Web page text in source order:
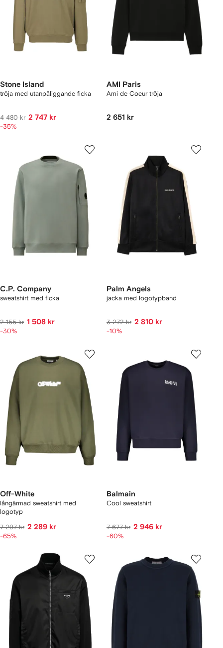
Stone Island
tröja med utanpåliggande ficka
4 480 kr 2 747 kr
-35%
AMI Paris
Ami de Coeur tröja
2 651 kr
C.P. Company
sweatshirt med ficka
2 155 kr 1 508 kr
-30%
Palm Angels
jacka med logotypband
3 272 kr 2 810 kr
-10%
Off-White
långärmad sweatshirt med
logotyp
7 297 kr 2 289 kr
-65%
Balmain
Cool sweatshirt
7 677 kr 2 946 kr
-60%